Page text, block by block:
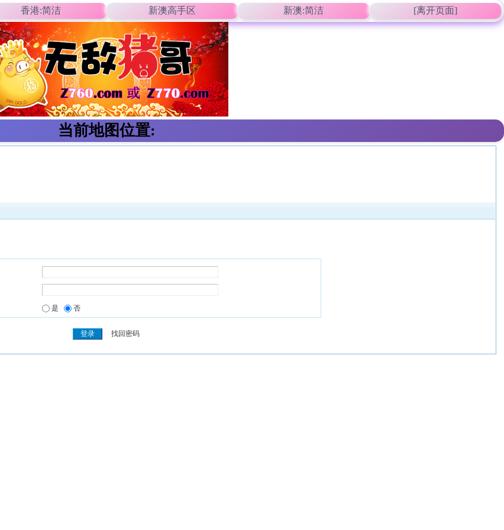
香港:简洁 新澳高手区 新澳:简洁 [离开页面]
当前地图位置:
是 否
找回密码